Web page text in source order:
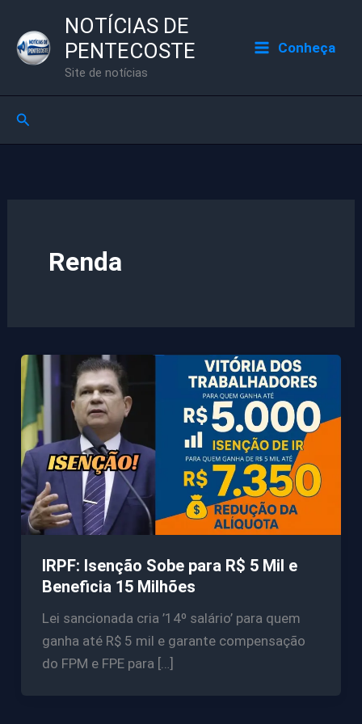
para
NOTÍCIAS DE
PENTECOSTE
Site de notícias
Conheça
Pesquisar
Renda
IRPF: Isenção Sobe para R$ 5 Mil e
Beneficia 15 Milhões
Lei sancionada cria ’14º salário’ para quem
ganha até R$ 5 mil e garante compensação
do FPM e FPE para […]